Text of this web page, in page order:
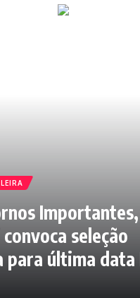
seleção
última data